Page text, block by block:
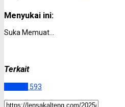
Menyukai ini:
Suka Memuat...
Terkait
593